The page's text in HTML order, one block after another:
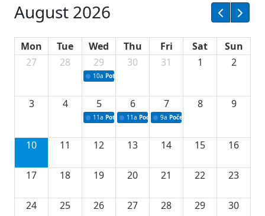
August 2026
Mon Tue Wed Thu Fri Sat
Sun
27
28 29
10a Potpisivanje ugovora sa neprofitnim
30 31 1 2
3 4 5
11a Potpisivanje ugovora o stipendijama za
6
11a Podrška razvoju vodne infrastrukture u
7
9a Početak izgradnje nove
8 9
10 11 12 13 14 15 16
17 18 19 20 21 22 23
24 25 26 27 28 29 30